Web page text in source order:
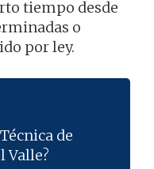
tiempo desde
o
por ley.
de
Valle?